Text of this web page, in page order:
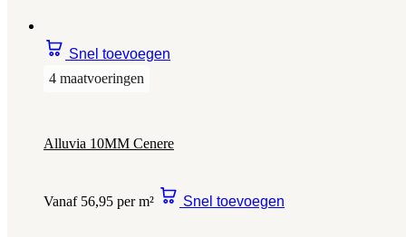
Snel toevoegen
4 maatvoeringen
Alluvia 10MM Cenere
Vanaf 56,95 per m² Snel toevoegen